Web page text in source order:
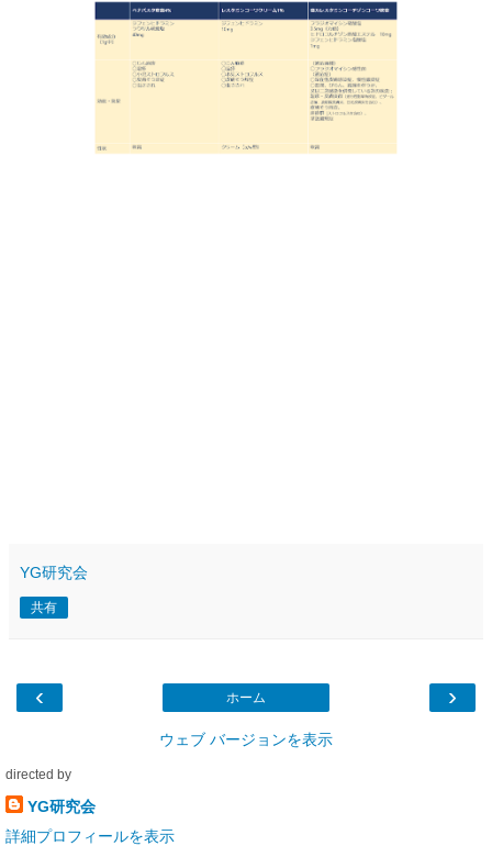
YG研究会
共有
‹ ›
ホーム
ウェブ バージョンを表示
directed by
YG研究会
詳細プロフィールを表示